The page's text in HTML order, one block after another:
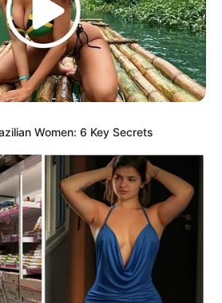
bahwa di umurnya yang
memiliki anak
Women: 6 Key Secrets